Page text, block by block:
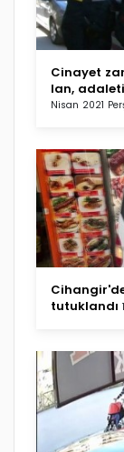
Cinayet
lan,
Nisan 2021
tutuklandı